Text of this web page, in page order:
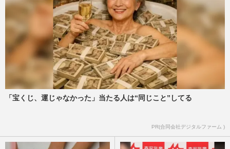
「宝くじ、運じゃなかった」当たる人は“同じこと”してる
PR(合同会社デジタルファーム )